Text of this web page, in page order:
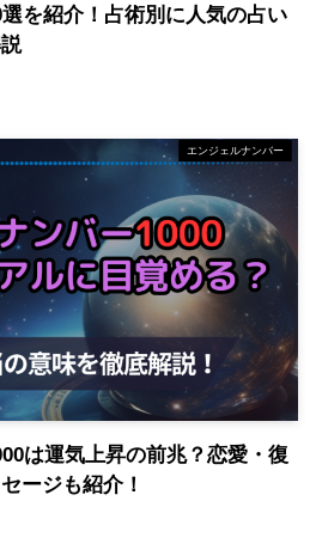
を紹介！占術別に人気の占い
エンジェルナンバー
は運気上昇の前兆？恋愛・復
ージも紹介！